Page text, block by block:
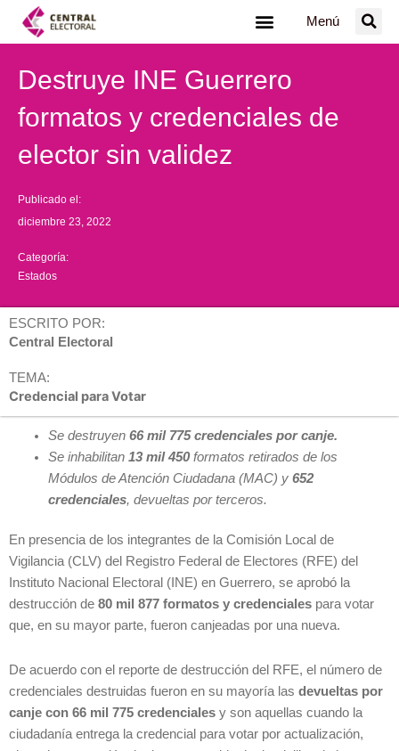
Menú
Destruye INE Guerrero
formatos y credenciales de
elector sin validez
Publicado el:
diciembre 23, 2022
Categoría:
Estados
ESCRITO POR:
Central Electoral
TEMA:
Credencial para Votar
Se destruyen 66 mil 775 credenciales por canje.
Se inhabilitan 13 mil 450formatos retirados de los
Módulos de Atención Ciudadana (MAC) y 652
credenciales, devueltas por terceros.
En presencia de los integrantes de la Comisión Local de
Vigilancia (CLV) del Registro Federal de Electores (RFE) del
Instituto Nacional Electoral (INE) en Guerrero, se aprobó la
destrucción de 80 mil 877 formatos y credenciales para votar
que, en su mayor parte, fueron canjeadas por una nueva.
De acuerdo con el reporte de destrucción del RFE, el número de
credenciales destruidas fueron en su mayoría las devueltas por
canje con 66 mil 775 credenciales y son aquellas cuando la
ciudadanía entrega la credencial para votar por actualización,